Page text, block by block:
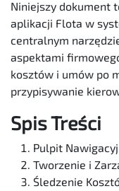
Niniejszy dokument
aplikacji Flota w
centralnym
aspektami
kosztów i umów po
przypisywanie
Spis Treści
Pulpit
Tworzenie i
Śledzenie